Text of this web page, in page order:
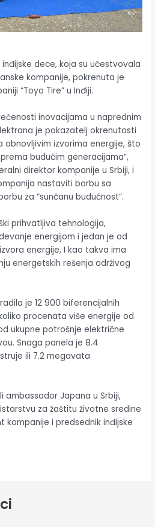
dece, koja su učestvovala
kompanije, pokrenuta je
“Toyo Tire” u Inđiji.
inovacijama u naprednim
je pokazatelj okrenutosti
obnovljivim izvorima energije, što
budućim generacijama”,
direktor kompanije u Srbiji, i
nastaviti borbu sa
za “sunčanu budućnost”.
prihvatljiva tehnologija,
energijom i jedan je od
energije, I kao takva ima
energetskih rešenja održivog
je 12 900 biferencijalnih
procenata više energije od
ukupne potrošnje električne
Snaga panela je 8.4
ili 7.2 megavata
ambassador Japana u Srbiji,
za žaštitu životne sredine
kompanije i predsednik inđijske